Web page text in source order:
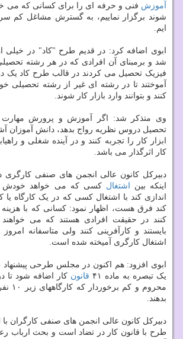
آموزش فنی و حرفه ای را برای کسانی که می
شوند برگزار نماییم، به گسترش مشاغل کم
ایم.
ابوی اضافه کرد: در قدیم طرح "کاد" در
شد و برمبنای آن افرادی که در هر رشته
فیزیک تحصیل می کردند در قالب طرح کاد یک
آموختند تا در رشته ای غیر از رشته
کنند و بتوانند وارد بازار کار شوند.
وی متذکر شد: اگر آموزش و پرورش مهارت
تحصیل دروس نظریه رواج بدهد، دانش آموزان
ابزار کار را تجربه کنند و در آینده شغلی و
کار اثرگذار می باشد.
دبیرکل کانون عالی انجمن های صنفی کارگری
اینکه بین
اشتغال کسی که می خواهد خودش
اندازی کند با اشتغال کسی که در یک کارگاه یا
کند فرق هست، اظهار نمود: کسانی که با
کنند در حقیقت افرادی هستند که می
بایستند و کارآفرینی کنند ولی متاسفانه
اشتغال کارگری آمیخته شده است.
ابوی افزود: هم اکنون در مجلس طرحی پیشنهاد
یک تبصره به ماده ۴۱
قانون کار اضافه شود تا
محروم
بدهند.
دبیرکل کانون عالی انجمن های صنفی کارگران با
طرح با قانون کار در تضاد است و بحث ارباب